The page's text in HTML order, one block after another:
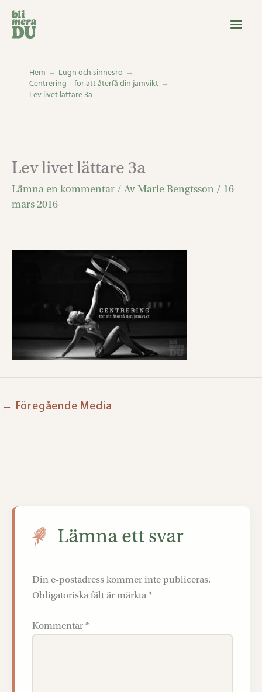
Hoppa
innehåll
Hem
Lugn och sinnesro
Centrering – för att återfå din jämvikt
Lev livet lättare 3a
Lev livet lättare 3a
Lämna en kommentar / AvMarie Bengtsson / 16
mars 2016
← Föregående Media
Lämna ett svar
Din e-postadress kommer inte publiceras.
Obligatoriska fält är märkta *
Kommentar *